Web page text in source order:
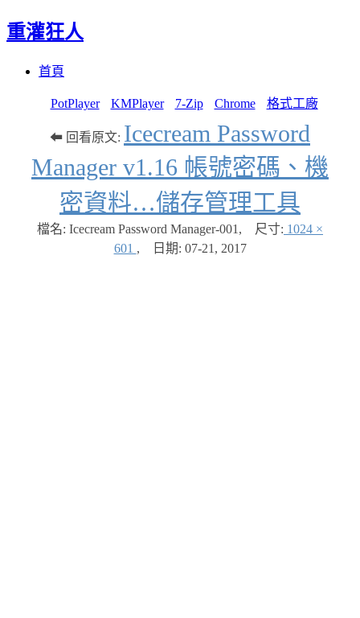
重灌狂人
首頁
PotPlayer KMPlayer 7-Zip Chrome 格式工廠
⬅ 回看原文: Icecream Password
Manager v1.16 帳號密碼、機
密資料…儲存管理工具
檔名: Icecream Password Manager-001 , 尺寸: 1024 ×
601 , 日期: 07-21, 2017